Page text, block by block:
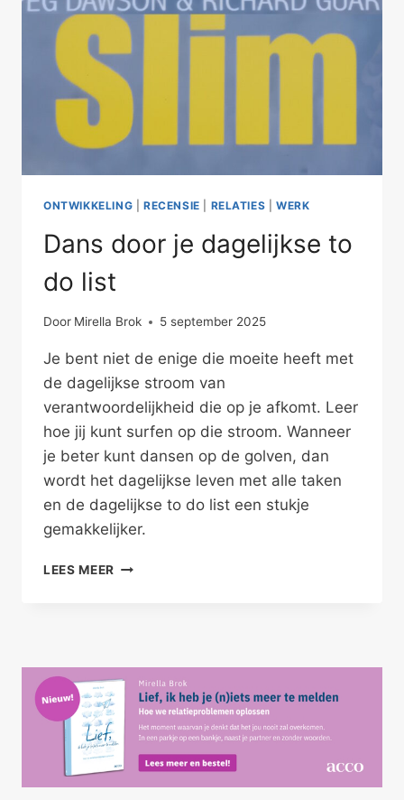
ONTWIKKELING RECENSIE RELATIES |WERK
Dans door je dagelijkse to
do list
Door Mirella Brok 5 september 2025
Je bent niet de enige die moeite heeft met
de dagelijkse stroom van
verantwoordelijkheid die op je afkomt. Leer
hoe jij kunt surfen op die stroom. Wanneer
je beter kunt dansen op de golven, dan
wordt het dagelijkse leven met alle taken
en de dagelijkse to do list een stukje
gemakkelijker.
LEES MEER DANS
LIST